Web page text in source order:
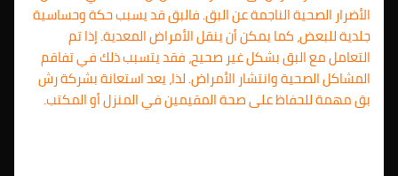
الأضرار الصحية الناجمة عن البق. فالبق قد يسبب حكة وحساسية
جلدية للبعض، كما يمكن أن ينقل الأمراض المعدية. إذا تم
التعامل مع البق بشكل غير صحيح، فقد يتسبب ذلك في تفاقم
المشاكل الصحية وانتشار الأمراض. لذا، يعد استعانة بشركة رش
بق مهمة للحفاظ على صحة المقيمين في المنزل أو المكتب.